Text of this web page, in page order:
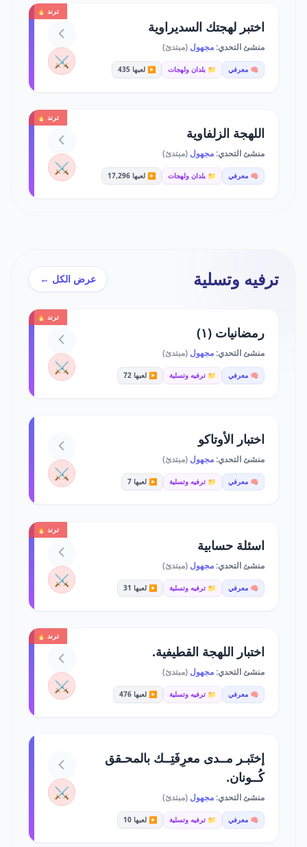
ترند 🔥
اختبر لهجتك السديراوية
منشئ التحدي:مجهول (مبتدئ)
🧠 معرفي 📁 بلدان ولهجات ▶️ لعبها 435 ⚔️
ترند 🔥
اللهجة الزلفاوية
منشئ التحدي:مجهول (مبتدئ)
🧠 معرفي 📁 بلدان ولهجات ▶️ لعبها 17,296 ⚔️
ترفيه وتسلية عرض الكل ←
ترند 🔥
رمضانيات (١)
منشئ التحدي:مجهول (مبتدئ)
🧠 معرفي 📁 ترفيه وتسلية ▶️ لعبها 72 ⚔️
اختبار الأوتاكو
منشئ التحدي:مجهول (مبتدئ)
🧠 معرفي 📁 ترفيه وتسلية ▶️ لعبها 7 ⚔️
ترند 🔥
اسئلة حسابية
منشئ التحدي:مجهول (مبتدئ)
🧠 معرفي 📁 ترفيه وتسلية ▶️ لعبها 31 ⚔️
ترند 🔥
اختبار اللهجة القطيفية.
منشئ التحدي:مجهول (مبتدئ)
🧠 معرفي 📁 ترفيه وتسلية ▶️ لعبها 476 ⚔️
إختَبـر مــدى معرِفَتِــك بالمحـقق
كُــونان.
منشئ التحدي:مجهول (مبتدئ)
🧠 معرفي 📁 ترفيه وتسلية ▶️ لعبها 10
⚔️